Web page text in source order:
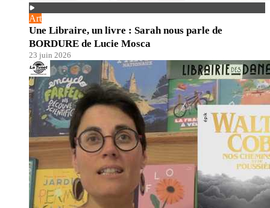
Art
Une Libraire, un livre : Sarah nous parle de
BORDURE de Lucie Mosca
23 juin 2026